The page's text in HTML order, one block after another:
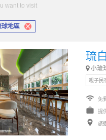
want to visit
球地區
琉
小琉
親子民
wifi 免
work 提
add_location 旅